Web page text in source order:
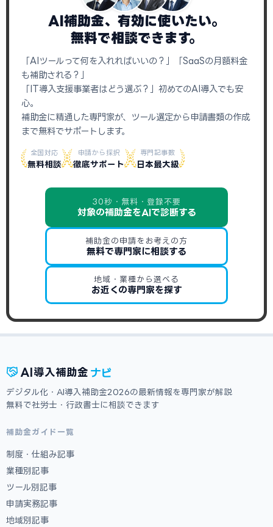
AI補助金、有効に使いたい。
無料で相談できます。
「AIツールって何を入れればいいの？」「SaaSの月額料金
も補助される？」
「IT導入支援事業者はどう選ぶ？」初めてのAI導入でも安
心。
補助金に精通した専門家が、ツール選定から申請書類の作成
まで無料でサポートします。
全国対応
無料相談
申請から採択
徹底サポート
専門記事数
日本最大級
30秒・無料・登録不要
対象の補助金をAIで診断する
補助金の申請をお考えの方
無料で専門家に相談する
地域・業種から選べる
お近くの専門家を探す
AI 導入補助金 ナビ
デジタル化・AI導入補助金2026の最新情報を専門家が解説
無料で社労士・行政書士に相談できます
補助金ガイド一覧
制度・仕組み記事
業種別記事
ツール別記事
申請実務記事
地域別記事